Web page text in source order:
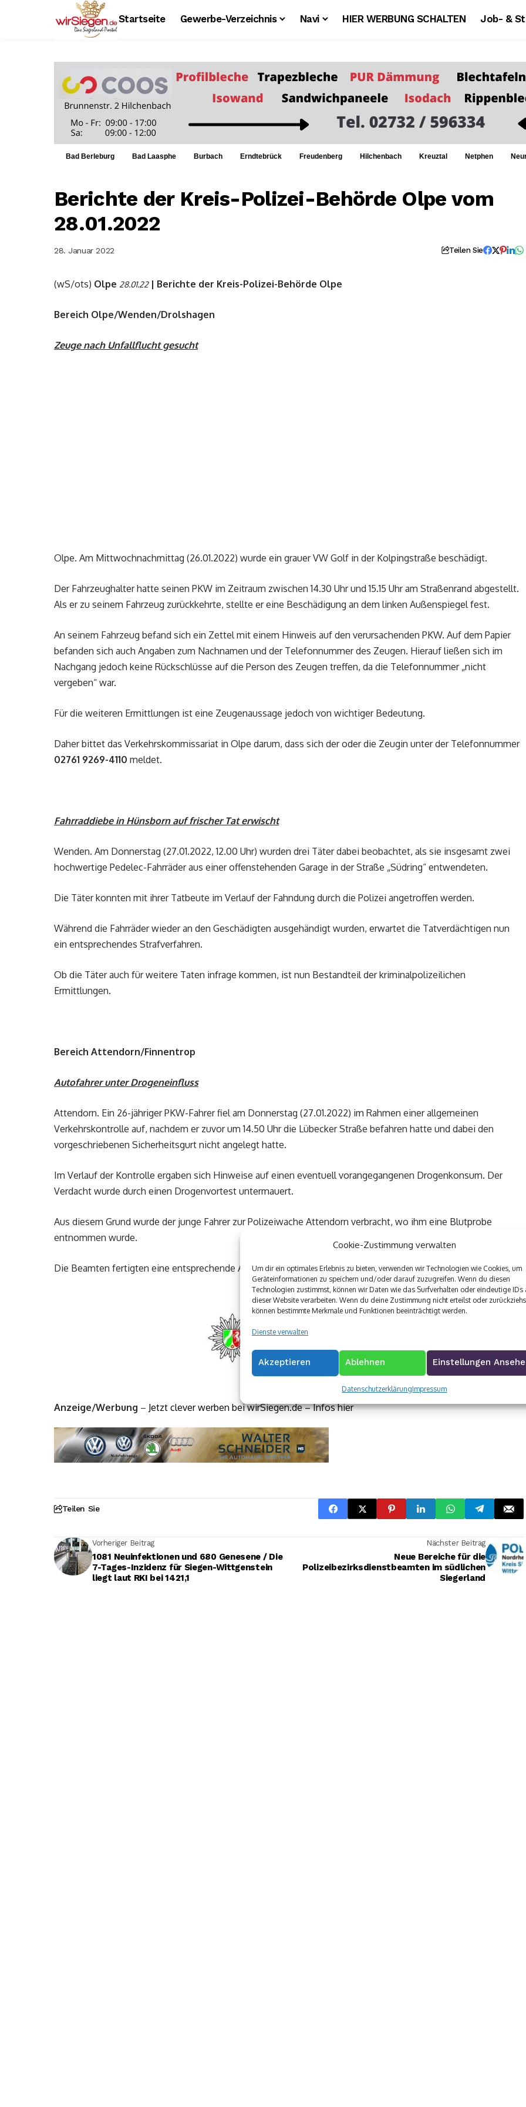
Cookie-Zustimmung verwalten
Um dir ein optimales Erlebnis zu bieten, verwenden wir Technologien wie Cookies, um
Geräteinformationen zu speichern und/oder darauf zuzugreifen. Wenn du diesen
Technologien zustimmst, können wir Daten wie das Surfverhalten oder eindeutige IDs
dieser Website verarbeiten. Wenn du deine Zustimmung nicht erteilst oder
können bestimmte Merkmale und Funktionen beeinträchtigt werden.
Dienste verwalten
Akzeptieren Ablehnen Einstellungen
DatenschutzerklärungImpressum
Startseite Gewerbe-Verzeichnis Navi HIER WERBUNG SCHALTEN Job- &
Bad Berleburg Bad Laasphe Burbach Erndtebrück Freudenberg Hilchenbach Kreuztal Netphen
Berichte der Kreis-Polizei-Behörde Olpe vom
28.01.2022
28. Januar 2022 Teilen Sie
(wS/ots) Olpe 28.01.22| Berichte der Kreis-Polizei-Behörde Olpe
Bereich Olpe/Wenden/Drolshagen
Zeuge nach Unfallflucht gesucht
Olpe. Am Mittwochnachmittag (26.01.2022) wurde ein grauer VW Golf in der Kolpingstraße beschädigt.
Der Fahrzeughalter hatte seinen PKW im Zeitraum zwischen 14.30 Uhr und 15.15 Uhr am Straßenrand abgestellt.
Als er zu seinem Fahrzeug zurückkehrte, stellte er eine Beschädigung an dem linken Außenspiegel fest.
An seinem Fahrzeug befand sich ein Zettel mit einem Hinweis auf den verursachenden PKW. Auf dem Papier
befanden sich auch Angaben zum Nachnamen und der Telefonnummer des Zeugen. Hierauf ließen sich im
Nachgang jedoch keine Rückschlüsse auf die Person des Zeugen treffen, da die Telefonnummer „nicht
vergeben“ war.
Für die weiteren Ermittlungen ist eine Zeugenaussage jedoch von wichtiger Bedeutung.
Daher bittet das Verkehrskommissariat in Olpe darum, dass sich der oder die Zeugin unter der Telefonnummer
02761 9269-4110 meldet.
Fahrraddiebe in Hünsborn auf frischer Tat erwischt
Wenden. Am Donnerstag (27.01.2022, 12.00 Uhr) wurden drei Täter dabei beobachtet, als sie insgesamt zwei
hochwertige Pedelec-Fahrräder aus einer offenstehenden Garage in der Straße „Südring“ entwendeten.
Die Täter konnten mit ihrer Tatbeute im Verlauf der Fahndung durch die Polizei angetroffen werden.
Während die Fahrräder wieder an den Geschädigten ausgehändigt wurden, erwartet die Tatverdächtigen nun
ein entsprechendes Strafverfahren.
Ob die Täter auch für weitere Taten infrage kommen, ist nun Bestandteil der kriminalpolizeilichen
Ermittlungen.
Bereich Attendorn/Finnentrop
Autofahrer unter Drogeneinfluss
Attendorn. Ein 26-jähriger PKW-Fahrer fiel am Donnerstag (27.01.2022) im Rahmen einer allgemeinen
Verkehrskontrolle auf, nachdem er zuvor um 14.50 Uhr die Lübecker Straße befahren hatte und dabei den
vorgeschriebenen Sicherheitsgurt nicht angelegt hatte.
Im Verlauf der Kontrolle ergaben sich Hinweise auf einen eventuell vorangegangenen Drogenkonsum. Der
Verdacht wurde durch einen Drogenvortest untermauert.
Aus diesem Grund wurde der junge Fahrer zur Polizeiwache Attendorn verbracht, wo ihm eine Blutprobe
entnommen wurde.
Die Beamten fertigten eine entsprechende Anzeige wegen „Fahren unter Betäubungsmitteleinfluss“.
Anzeige/Werbung – Jetzt clever werben bei wirSiegen.de – Infos hier
Teilen Sie
Vorheriger Beitrag
1081 Neuinfektionen und 680 Genesene / Die
7-Tages-Inzidenz für Siegen-Wittgenstein
liegt laut RKI bei 1421,1
Nächster Beitrag
Neue Bereiche für die
Polizeibezirksdienstbeamten im südlichen
Siegerland